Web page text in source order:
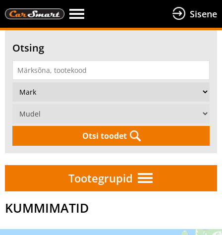
Sisene
Otsing
Otsi toodet
Tootegrupid
KUMMIMATID